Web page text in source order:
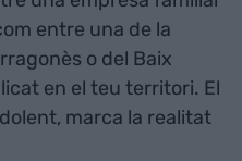
entre una de la
o del Baix
en el teu territori. El
marca la realitat